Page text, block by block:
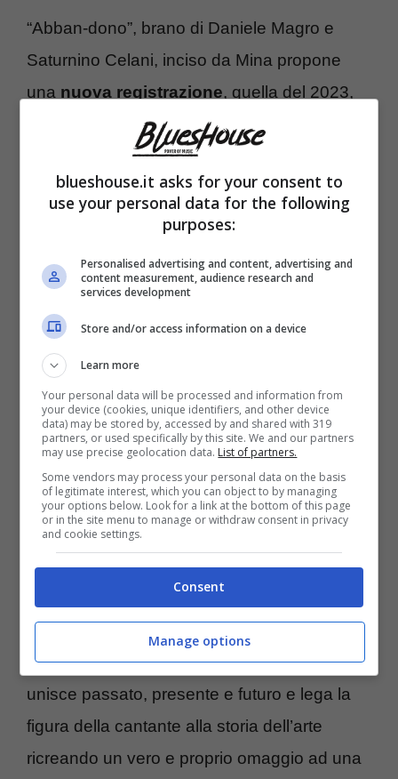
“Abban-dono”, brano di Daniele Magro e
Saturnino Celani, inciso da Mina propone
una nuova registrazione, quella del 2023,
particolarità
che pone Mina come
un’artista continuamente moderna. Il
videoclipdella canzone è stato realizzato
intelligenza artificiale
dell’Università IULM di Milano.
Grazie ad un approccio multidisciplinare tra
competenze tecniche e conoscenze
umanistiche, il progetto porta sullo schermo
diverse rappresentazioni fantastiche di
Mina
che vediamo nel corso di un racconto
che la raffigura bambina, ragazza e donna
adulta. La direzione creativa è stata di
Eugenio Di Fraia coadiuvato dal team dello
IULM AI Lab che ha lavorato al fianco di
coreografi, costumisti ed esperti di immagine
della cantante. La tecnologia, dunque,
unisce passato, presente e futuro e lega la
figura della cantante alla storia dell’arte
ricreando un vero e proprio omaggio ad una
blueshouse.it asks for your consent to
use your personal data for the following
purposes:
Personalised advertising and content, advertising and
content measurement, audience research and
services development
Store and/or access information on a device
Learn more
Your personal data will be processed and information from
your device (cookies, unique identifiers, and other device
data) may be stored by, accessed by and shared with 319
partners, or used specifically by this site. We and our partners
may use precise geolocation data. List of partners.
Some vendors may process your personal data on the basis
of legitimate interest, which you can object to by managing
your options below. Look for a link at the bottom of this page
or in the site menu to manage or withdraw consent in privacy
and cookie settings.
Consent
Manage options